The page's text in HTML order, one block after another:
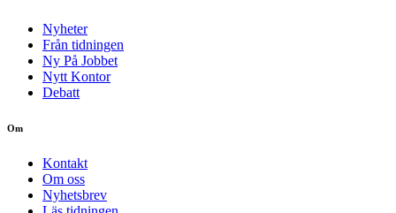
Nyheter
Från tidningen
Ny På Jobbet
Nytt Kontor
Debatt
Om
Kontakt
Om oss
Nyhetsbrev